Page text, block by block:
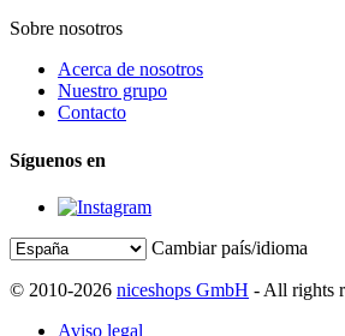
Sobre nosotros
Acerca de nosotros
Nuestro grupo
Contacto
Síguenos en
Cambiar país/idioma
© 2010-2026 niceshops GmbH - All rights
Aviso legal